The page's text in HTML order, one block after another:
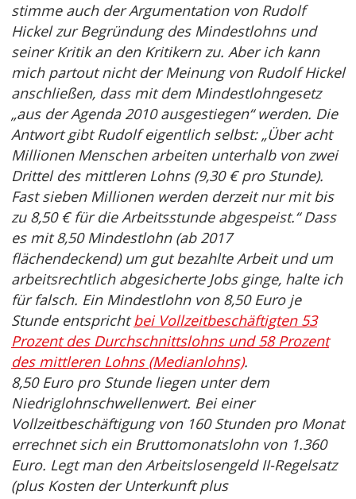
stimme auch der Argumentation von Rudolf
Hickel zur Begründung des Mindestlohns und
seiner Kritik an den Kritikern zu. Aber ich kann
mich partout nicht der Meinung von Rudolf Hickel
anschließen, dass mit dem Mindestlohngesetz
„aus der Agenda 2010 ausgestiegen“ werden. Die
Antwort gibt Rudolf eigentlich selbst: „Über acht
Millionen Menschen arbeiten unterhalb von zwei
Drittel des mittleren Lohns (9,30 € pro Stunde).
Fast sieben Millionen werden derzeit nur mit bis
zu 8,50 € für die Arbeitsstunde abgespeist.“ Dass
es mit 8,50 Mindestlohn (ab 2017
flächendeckend) um gut bezahlte Arbeit und um
arbeitsrechtlich abgesicherte Jobs ginge, halte ich
für falsch. Ein Mindestlohn von 8,50 Euro je
Stunde entsprichtbei Vollzeitbeschäftigten 53
Prozent des Durchschnittslohns und 58 Prozent
des mittleren Lohns (Medianlohns).
8,50 Euro pro Stunde liegen unter dem
Niedriglohnschwellenwert. Bei einer
Vollzeitbeschäftigung von 160 Stunden pro Monat
errechnet sich ein Bruttomonatslohn von 1.360
Euro. Legt man den Arbeitslosengeld II-Regelsatz
(plus Kosten der Unterkunft plus